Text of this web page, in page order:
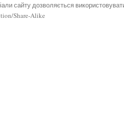
сайту дозволяється
Share-Alike